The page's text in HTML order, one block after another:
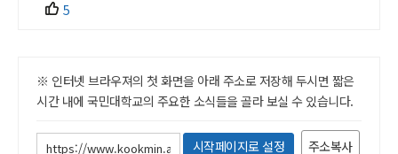
5
※ 인터넷 브라우져의 첫 화면을 아래 주소로 저장해 두시면 짧은
시간 내에 국민대학교의 주요한 소식들을 골라 보실 수 있습니다.
시작페이지로 설정 주소복사